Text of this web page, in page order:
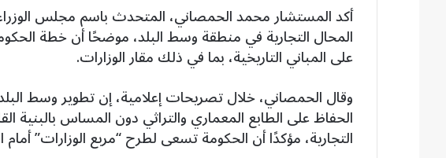
أكد المستشار محمد الحمصاني، المتحدث باسم مجلس
المحال التجارية في منطقة وسط البلد، موضحًا أن خطة
على المباني التاريخية، بما في ذلك مقار الوزارات.
وقال الحمصاني، خلال تصريحات إعلامية، إن تطوير وسط
الحفاظ على الطابع المعماري والتراثي دون المساس بالبنية
التجارية، مؤكدًا أن الحكومة تسعى لطرح “مربع الوزارات”